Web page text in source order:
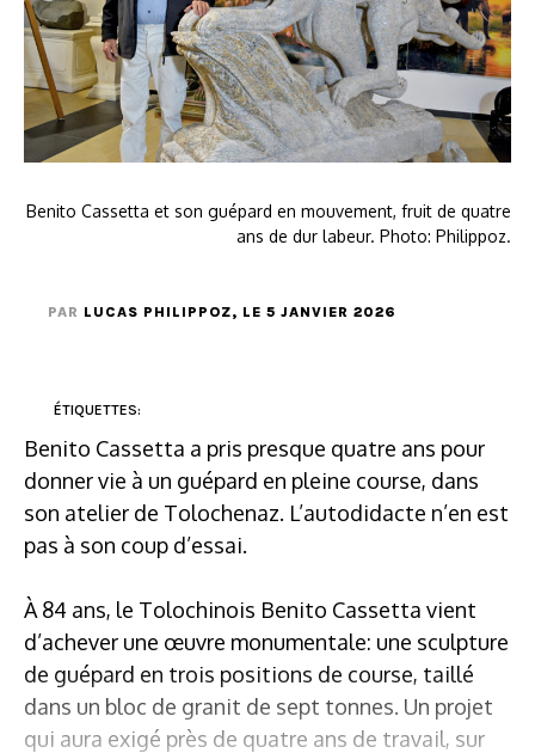
Benito Cassetta et son guépard en mouvement, fruit de quatre
ans de dur labeur. Photo: Philippoz.
PAR LUCAS PHILIPPOZ, LE 5 JANVIER 2026
ÉTIQUETTES:
Benito Cassetta a pris presque quatre ans pour
donner vie à un guépard en pleine course, dans
son atelier de Tolochenaz. L’autodidacte n’en est
pas à son coup d’essai.
À 84 ans, le Tolochinois Benito Cassetta vient
d’achever une œuvre monumentale: une sculpture
de guépard en trois positions de course, taillé
dans un bloc de granit de sept tonnes. Un projet
qui aura exigé près de quatre ans de travail, sur